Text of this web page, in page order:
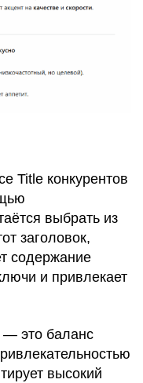
Title конкурентов
выбрать из
заголовок,
содержание
и привлекает
— это баланс
высокий